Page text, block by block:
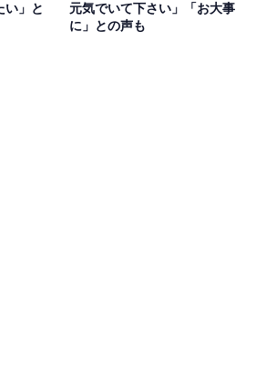
い」と
元気でいて下さい」「お大事
に」との声も